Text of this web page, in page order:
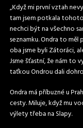
„Když mi první vztah
tam jsem potkala tohoto
nechci být na všechno
seznamku. Ondra to
oba jsme byli Zátoráci,
Jsme šťastní, že nám to
taťkou Ondrou dali
Ondra má příbuzné u
cesty. Miluje, když mu
výlety třeba na Slapy.